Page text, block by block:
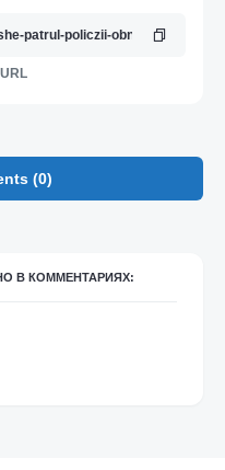
(0)
В КОММЕНТАРИЯХ: